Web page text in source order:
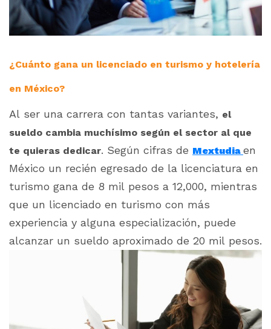
¿Cuánto gana un licenciado en turismo y hotelería
en México?
Al ser una carrera con tantas variantes, el
sueldo cambia muchísimo según el sector al que
te quieras dedicar. Según cifras de Mextudia en
México un recién egresado de la licenciatura en
turismo gana de 8 mil pesos a 12,000, mientras
que un licenciado en turismo con más
experiencia y alguna especialización, puede
alcanzar un sueldo aproximado de 20 mil pesos.